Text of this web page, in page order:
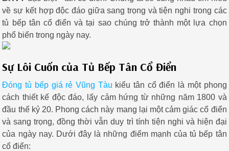
về sự kết hợp độc đáo giữa sang trọng và tiện nghi trong các
tủ bếp tân cổ điển và tại sao chúng trở thành một lựa chọn
phổ biến trong ngày nay.
Sự Lôi Cuốn của Tủ Bếp Tân Cổ Điển
Đóng tủ bếp giá rẻ Vũng Tàu kiểu tân cổ điển là một phong
cách thiết kế độc đáo, lấy cảm hứng từ những năm 1800 và
đầu thế kỷ 20. Phong cách này mang lại một cảm giác cổ điển
và sang trọng, đồng thời vẫn duy trì tính tiện nghi và hiện đại
của ngày nay. Dưới đây là những điểm mạnh của tủ bếp tân
cổ điển: